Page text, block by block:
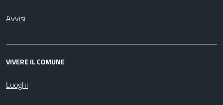
Avvisi
VIVERE IL COMUNE
Luoghi